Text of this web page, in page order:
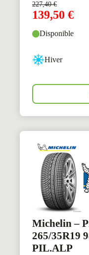
227,40€
139,50 €
Disponible
Hiver
Michelin –
265/35R19
PIL.ALP